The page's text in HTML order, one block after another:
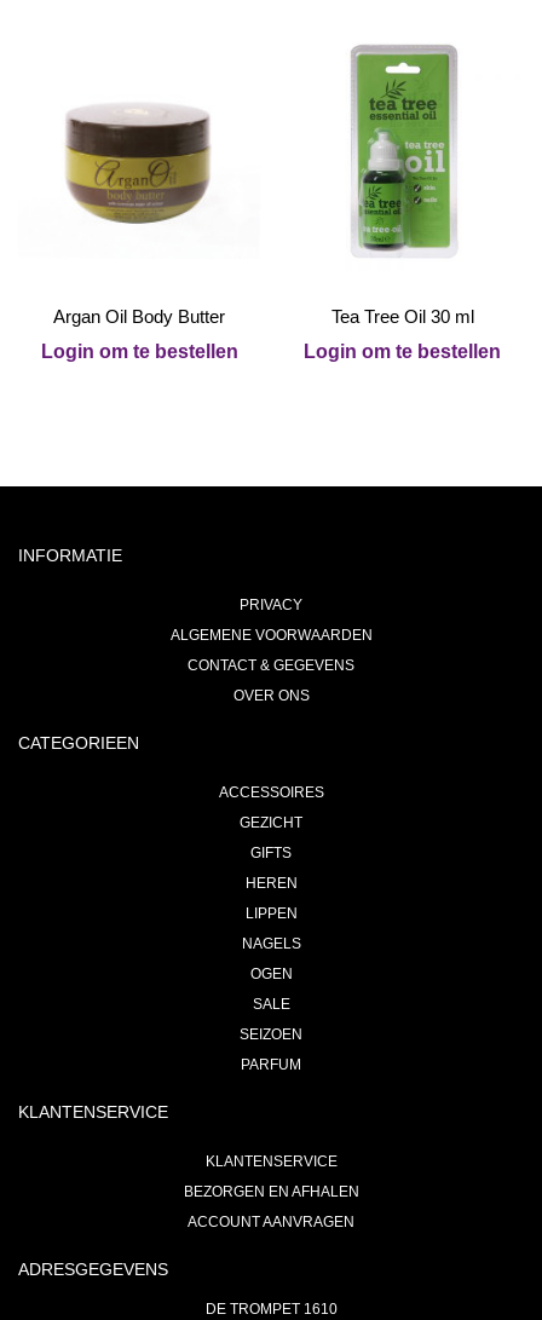
Argan Oil Body Butter
Login om te bestellen
Tea Tree Oil 30 ml
Login om te bestellen
INFORMATIE
PRIVACY
ALGEMENE VOORWAARDEN
CONTACT & GEGEVENS
OVER ONS
CATEGORIEEN
ACCESSOIRES
GEZICHT
GIFTS
HEREN
LIPPEN
NAGELS
OGEN
SALE
SEIZOEN
PARFUM
KLANTENSERVICE
KLANTENSERVICE
BEZORGEN EN AFHALEN
ACCOUNT AANVRAGEN
ADRESGEGEVENS
DE TROMPET 1610